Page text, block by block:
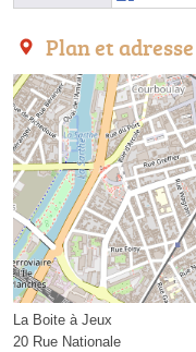
Plan et adresse
La Boite à Jeux
20 Rue Nationale